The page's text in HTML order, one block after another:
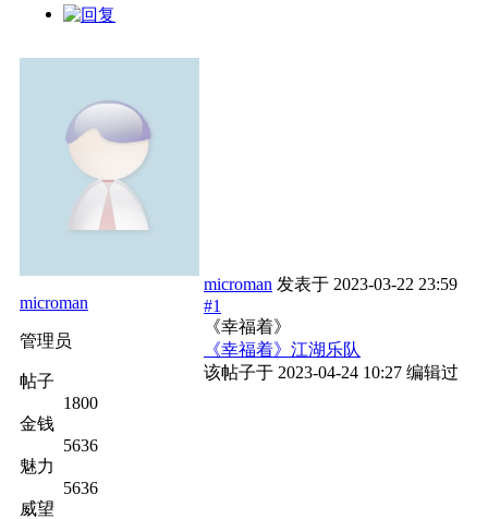
microman
管理员
帖子
1800
金钱
5636
魅力
5636
威望
microman 发表于 2023-03-22 23:59
#1
《幸福着》
《幸福着》江湖乐队
该帖子于 2023-04-24 10:27 编辑过